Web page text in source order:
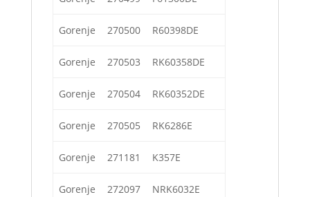
Gorenje 270500 R60398DE
Gorenje 270503 RK60358DE
Gorenje 270504 RK60352DE
Gorenje 270505 RK6286E
Gorenje 271181 K357E
Gorenje 272097 NRK6032E